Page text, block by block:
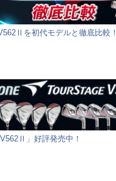
を初代モデルと徹底比較！
」好評発売中！